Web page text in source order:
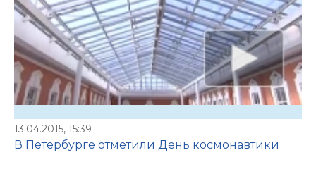
13.04.2015, 15:39
В Петербурге отметили День космонавтики